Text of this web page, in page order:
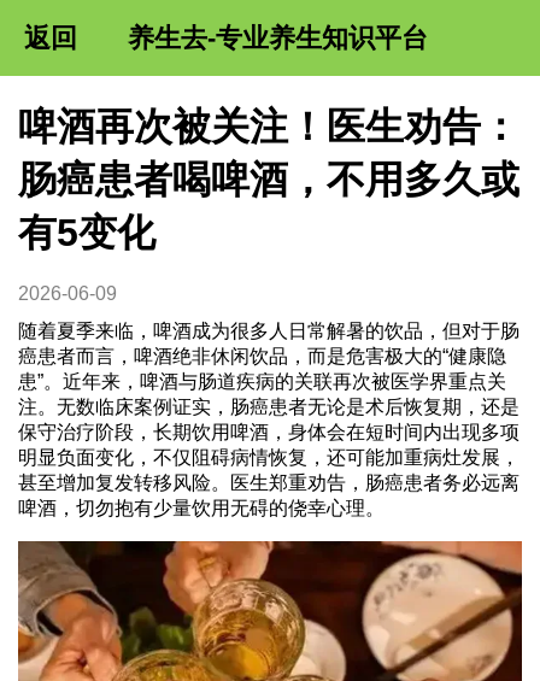
返回 养生去-专业养生知识平台
啤酒再次被关注！医生劝告：
肠癌患者喝啤酒，不用多久或
有5变化
2026-06-09
随着夏季来临，啤酒成为很多人日常解暑的饮品，但对于肠
癌患者而言，啤酒绝非休闲饮品，而是危害极大的“健康隐
患”。近年来，啤酒与肠道疾病的关联再次被医学界重点关
注。无数临床案例证实，肠癌患者无论是术后恢复期，还是
保守治疗阶段，长期饮用啤酒，身体会在短时间内出现多项
明显负面变化，不仅阻碍病情恢复，还可能加重病灶发展，
甚至增加复发转移风险。医生郑重劝告，肠癌患者务必远离
啤酒，切勿抱有少量饮用无碍的侥幸心理。